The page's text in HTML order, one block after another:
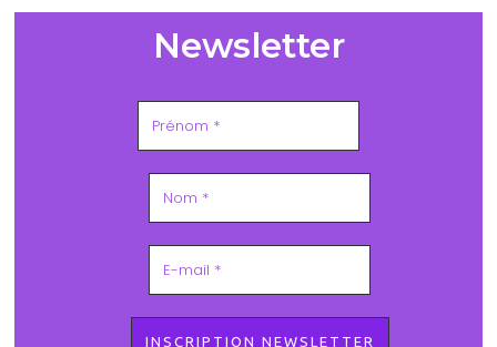
Newsletter